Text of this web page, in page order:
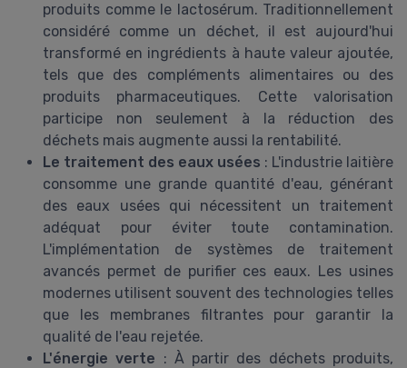
produits comme le lactosérum. Traditionnellement
considéré comme un déchet, il est aujourd'hui
transformé en ingrédients à haute valeur ajoutée,
tels que des compléments alimentaires ou des
produits pharmaceutiques. Cette valorisation
participe non seulement à la réduction des
déchets mais augmente aussi la rentabilité.
Le traitement des eaux usées : L'industrie laitière
consomme une grande quantité d'eau, générant
des eaux usées qui nécessitent un traitement
adéquat pour éviter toute contamination.
L'implémentation de systèmes de traitement
avancés permet de purifier ces eaux. Les usines
modernes utilisent souvent des technologies telles
que les membranes filtrantes pour garantir la
qualité de l'eau rejetée.
L'énergie verte : À partir des déchets produits,